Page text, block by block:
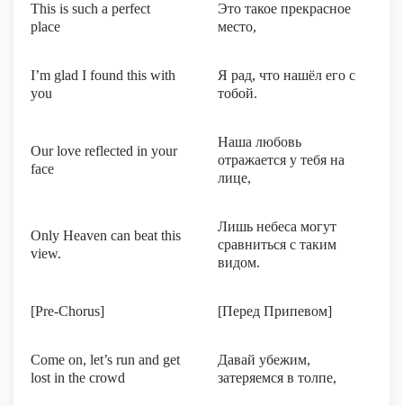
This is such a perfect
place
Это такое прекрасное
место,
I’m glad I found this with
you
Я рад, что нашёл его с
тобой.
Our love reflected in your
face
Наша любовь
отражается у тебя на
лице,
Only Heaven can beat this
view.
Лишь небеса могут
сравниться с таким
видом.
[Pre-Chorus] [Перед Припевом]
Come on, let’s run and get
lost in the crowd
Давай убежим,
затеряемся в толпе,